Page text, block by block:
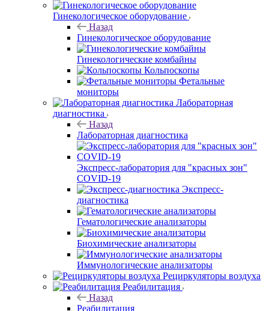
Гинекологическое оборудование
Назад
Гинекологическое оборудование
Гинекологические комбайны
Кольпоскопы
Фетальные
мониторы
Лабораторная
диагностика
Назад
Лабораторная диагностика
Экспресс-лаборатория для "красных зон"
COVID-19
Экспресс-
диагностика
Гематологические анализаторы
Биохимические анализаторы
Иммунологические анализаторы
Рециркуляторы воздуха
Реабилитация
Назад
Реабилитация